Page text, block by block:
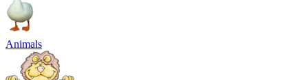
Animals